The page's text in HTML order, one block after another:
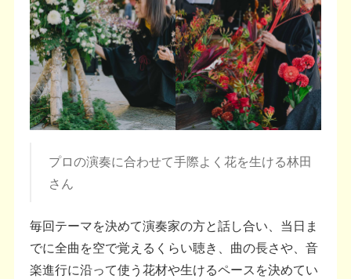
プロの演奏に合わせて手際よく花を生ける林田
さん
毎回テーマを決めて演奏家の方と話し合い、当日ま
でに全曲を空で覚えるくらい聴き、曲の長さや、音
楽進行に沿って使う花材や生けるペースを決めてい